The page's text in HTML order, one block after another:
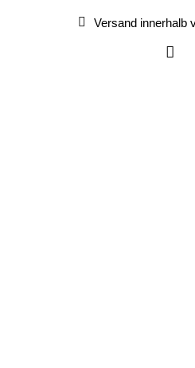
Versand innerhalb